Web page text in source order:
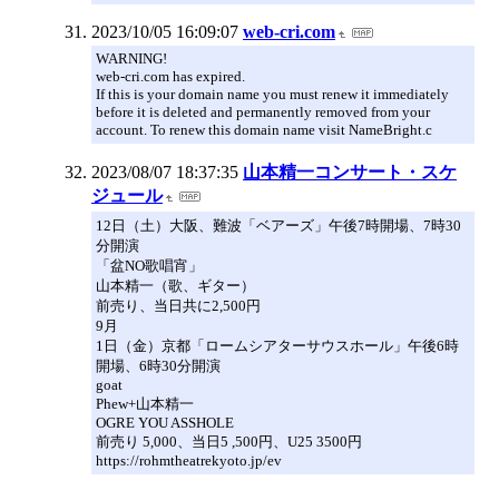
2023/10/05 16:09:07 web-cri.com
WARNING!
web-cri.com has expired.
If this is your domain name you must renew it immediately
before it is deleted and permanently removed from your
account. To renew this domain name visit NameBright.c
2023/08/07 18:37:35 山本精一コンサート・スケ
ジュール
12日（土）大阪、難波「ベアーズ」午後7時開場、7時30
分開演
「盆NO歌唱宵」
山本精一（歌、ギター）
前売り、当日共に2,500円
9月
1日（金）京都「ロームシアターサウスホール」午後6時
開場、6時30分開演
goat
Phew+山本精一
OGRE YOU ASSHOLE
前売り 5,000、当日5 ,500円、U25 3500円
https://rohmtheatrekyoto.jp/ev